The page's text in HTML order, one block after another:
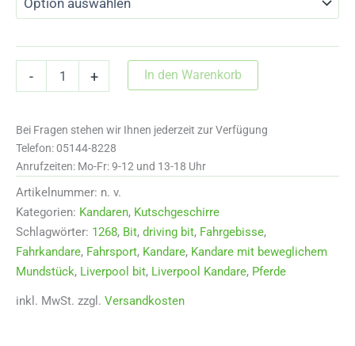
-
Liverpoolkandare
Mundstück
Menge
+ In den Warenkorb
Bei Fragen stehen wir Ihnen jederzeit zur Verfügung
Telefon: 05144-8228
Anrufzeiten: Mo-Fr: 9-12 und 13-18 Uhr
Artikelnummer: n. v.
Kategorien: Kandaren, Kutschgeschirre
Schlagwörter: 1268, Bit, driving bit, Fahrgebisse,
Fahrkandare, Fahrsport, Kandare, Kandare mit beweglichem
Mundstück, Liverpool bit, Liverpool Kandare, Pferde
inkl. MwSt. zzgl. Versandkosten